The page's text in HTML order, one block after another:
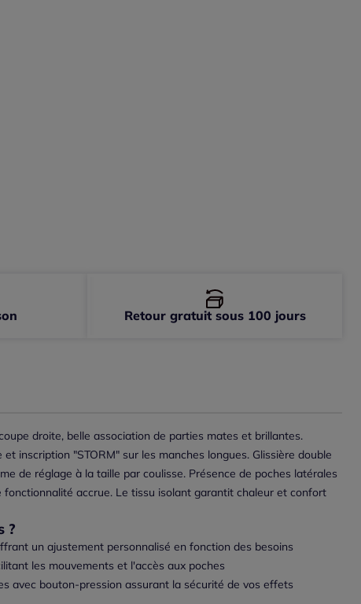
droite, belle association de parties mates et brillantes.
inscription "STORM" sur les manches longues. Glissière double
de réglage à la taille par coulisse. Présence de poches latérales
accrue. Le tissu isolant garantit chaleur et confort
?
un ajustement personnalisé en fonction des besoins
les mouvements et l'accès aux poches
avec bouton-pression assurant la sécurité de vos effets
Retour gratuit sous 100 jours